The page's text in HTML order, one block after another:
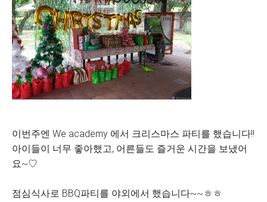
이번주엔 We academy 에서 크리스마스 파티를 했습니다!!
아이들이 너무 좋아했고, 어른들도 즐거운 시간을 보냈어
요~♡
점심식사로 BBQ파티를 야외에서 했습니다~~ㅎㅎ